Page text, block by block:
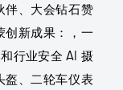
伴、大会钻石赞
创新成果：，一
行业安全 AI 摄
盔、二轮车仪表